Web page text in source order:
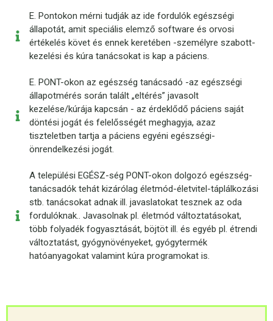
E. Pontokon mérni tudják az ide fordulók egészségi
állapotát, amit speciális elemző software és orvosi
értékelés követ és ennek keretében -személyre szabott-
kezelési és kúra tanácsokat is kap a páciens.
E. PONT-okon az egészség tanácsadó -az egészségi
állapotmérés során talált „eltérés” javasolt
kezelése/kúrája kapcsán - az érdeklődő páciens saját
döntési jogát és felelősségét meghagyja, azaz
tiszteletben tartja a páciens egyéni egészségi-
önrendelkezési jogát.
A települési EGÉSZ-ség PONT-okon dolgozó egészség-
tanácsadók tehát kizárólag életmód-életvitel-táplálkozási
stb. tanácsokat adnak ill. javaslatokat tesznek az oda
fordulóknak.. Javasolnak pl. életmód változtatásokat,
több folyadék fogyasztását, böjtöt ill. és egyéb pl. étrendi
változtatást, gyógynövényeket, gyógytermék
hatóanyagokat valamint kúra programokat is.